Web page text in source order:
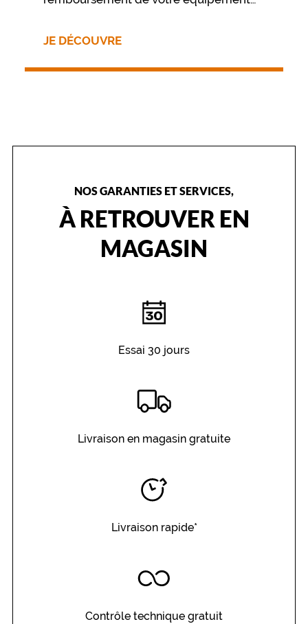
directement votre mutuelle.
JE DÉCOUVRE
NOS GARANTIES ET SERVICES,
À RETROUVER EN
MAGASIN
Essai 30 jours
Livraison en magasin gratuite
Livraison rapide*
Contrôle technique gratuit